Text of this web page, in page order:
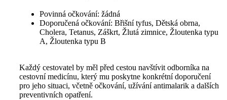
Povinná očkování: žádná
Doporučená očkování: Břišní tyfus, Dětská obrna,
Cholera, Tetanus, Záškrt, Žlutá zimnice, Žloutenka typu
A, Žloutenka typu B
Každý cestovatel by měl před cestou navštívit odborníka na
cestovní medicínu, který mu poskytne konkrétní doporučení
pro jeho situaci, včetně očkování, užívání antimalarik a dalších
preventivních opatření.